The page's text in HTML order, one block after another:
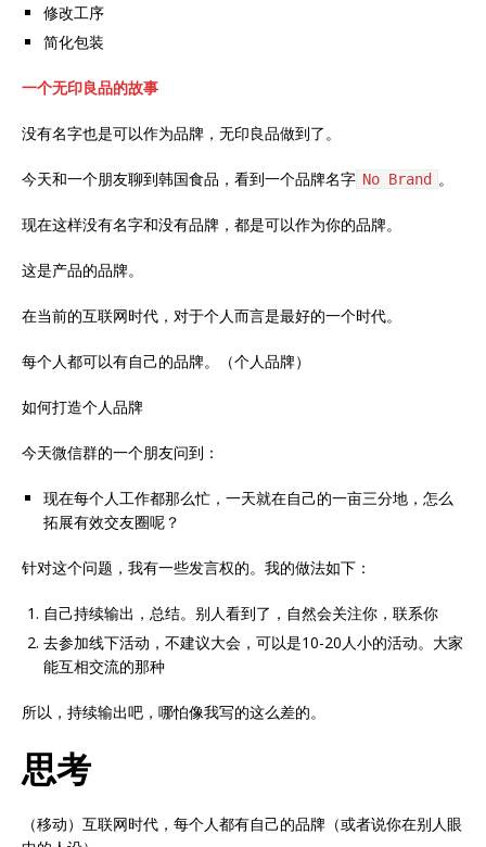
修改工序
简化包装
一个无印良品的故事
没有名字也是可以作为品牌，无印良品做到了。
今天和一个朋友聊到韩国食品，看到一个品牌名字 No Brand 。
现在这样没有名字和没有品牌，都是可以作为你的品牌。
这是产品的品牌。
在当前的互联网时代，对于个人而言是最好的一个时代。
每个人都可以有自己的品牌。（个人品牌）
如何打造个人品牌
今天微信群的一个朋友问到：
现在每个人工作都那么忙，一天就在自己的一亩三分地，怎么
拓展有效交友圈呢？
针对这个问题，我有一些发言权的。我的做法如下：
自己持续输出，总结。别人看到了，自然会关注你，联系你
去参加线下活动，不建议大会，可以是10-20人小的活动。大家
能互相交流的那种
所以，持续输出吧，哪怕像我写的这么差的。
思考
（移动）互联网时代，每个人都有自己的品牌（或者说你在别人眼